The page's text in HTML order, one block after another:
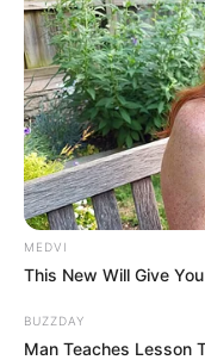
MEDVI
This New Will Give
BUZZDAY
Man Teaches Lesson